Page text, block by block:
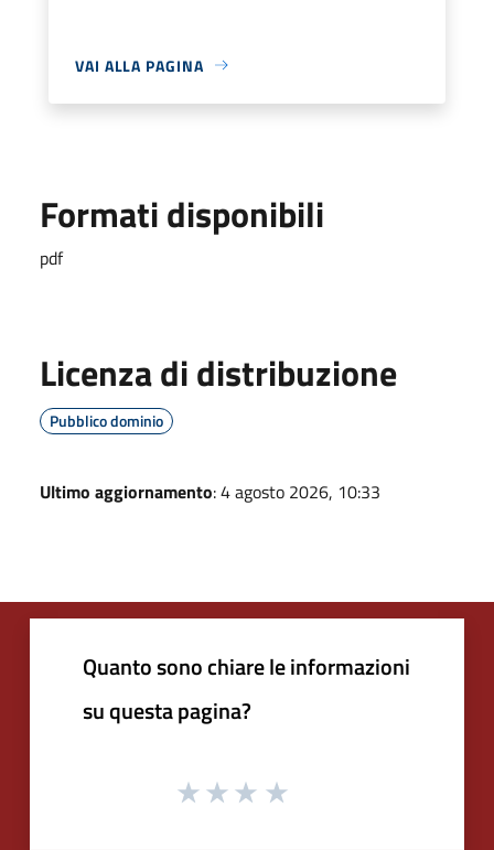
VAI ALLA PAGINA
Formati disponibili
pdf
Licenza di distribuzione
Pubblico dominio
Ultimo aggiornamento: 4 agosto 2026, 10:33
Quanto sono chiare le informazioni
su questa pagina?